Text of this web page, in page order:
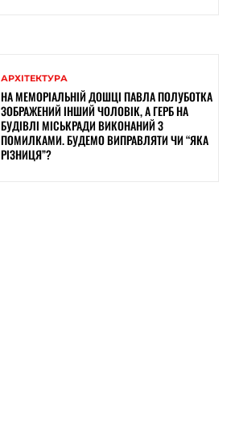
АРХІТЕКТУРА
НА МЕМОРІАЛЬНІЙ ДОШЦІ ПАВЛА ПОЛУБОТКА
ЗОБРАЖЕНИЙ ІНШИЙ ЧОЛОВІК, А ГЕРБ НА
БУДІВЛІ МІСЬКРАДИ ВИКОНАНИЙ З
ПОМИЛКАМИ. БУДЕМО ВИПРАВЛЯТИ ЧИ “ЯКА
РІЗНИЦЯ”?